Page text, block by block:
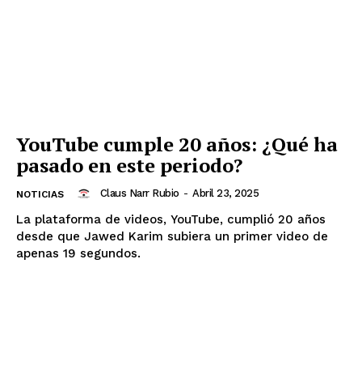
YouTube cumple 20 años: ¿Qué ha
pasado en este periodo?
NOTICIAS Claus Narr Rubio - Abril 23, 2025
La plataforma de videos, YouTube, cumplió 20 años
desde que Jawed Karim subiera un primer video de
apenas 19 segundos.